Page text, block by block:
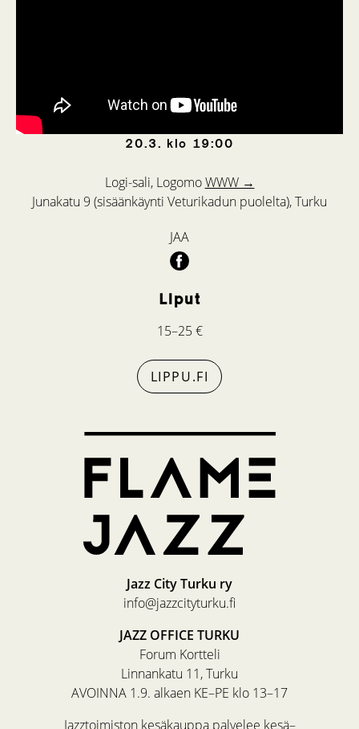
20.3. klo 19:00
Logi-sali, LogomoWWW →
Junakatu 9 (sisäänkäynti Veturikadun puolelta), Turku
JAA
Liput
15–25 €
LIPPU.FI
Jazz City Turku ry
info@jazzcityturku.fi
JAZZ OFFICE TURKU
Forum Kortteli
Linnankatu 11, Turku
AVOINNA 1.9. alkaen KE–PE klo 13–17
Jazztoimiston kesäkauppa palvelee kesä–